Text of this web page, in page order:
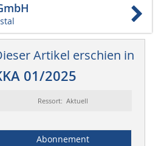
Artikel erschien in
01/2025
Ressort: Aktuell
Abonnement